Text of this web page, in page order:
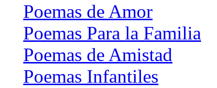
Poemas de Amor
Poemas Para la Familia
Poemas de Amistad
Poemas Infantiles